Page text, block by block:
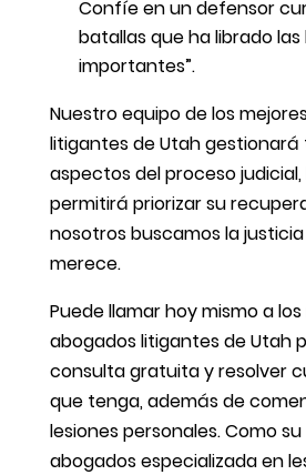
Confíe en un defensor
batallas que ha librado
importantes”.
Nuestro equipo de los
litigantes de Utah gestionará
aspectos del proceso judicial,
permitirá priorizar su
nosotros buscamos la
merece.
Puede llamar hoy mismo a
abogados litigantes de Utah
consulta gratuita y resolver
que tenga, además de
lesiones personales. Como
abogados especializada en